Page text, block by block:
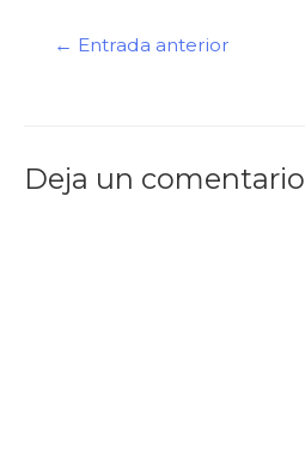
Navegación
← Entrada anterior
Deja un comentario